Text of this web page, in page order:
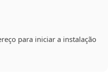
para iniciar a instalação